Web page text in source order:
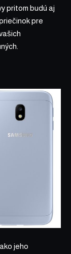
pritom budú aj
pre
jeho